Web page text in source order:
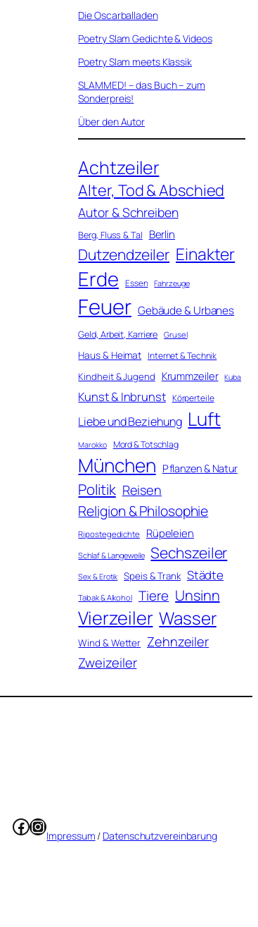
Die Oscarballaden
Poetry Slam Gedichte & Videos
Poetry Slam meets Klassik
SLAMMED! – das Buch – zum
Sonderpreis!
Über den Autor
Achtzeiler
Alter, Tod & Abschied
Autor & Schreiben
Berg, Fluss & Tal Berlin
Dutzendzeiler Einakter
Erde Essen Fahrzeuge
Feuer Gebäude & Urbanes
Geld, Arbeit, Karriere Grusel
Haus & Heimat Internet & Technik
Kindheit & Jugend Krummzeiler Kuba
Kunst & Inbrunst Körperteile
Liebe und Beziehung Luft
Marokko Mord & Totschlag
München Pflanzen & Natur
Politik Reisen
Religion & Philosophie
Ripostegedichte Rüpeleien
Schlaf & Langeweile Sechszeiler
Sex & Erotik Speis & Trank Städte
Tabak & Alkohol Tiere Unsinn
Vierzeiler Wasser
Wind & Wetter Zehnzeiler
Zweizeiler
Facebook
Instagram
Impressum / Datenschutzvereinbarung